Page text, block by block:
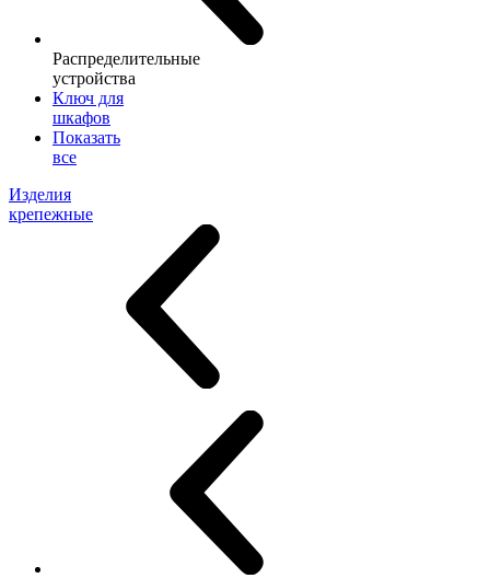
Распределительные
устройства
Ключ для
шкафов
Показать
все
Изделия
крепежные